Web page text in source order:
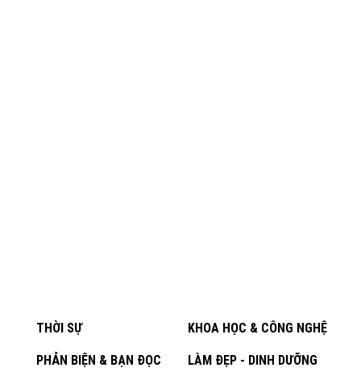
THỜI SỰ KHOA HỌC & CÔNG NGHỆ
PHẢN BIỆN & BẠN ĐỌC LÀM ĐẸP - DINH DƯỠNG